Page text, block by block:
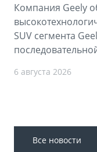
Компания Geely
SUV сегмента
6 августа 2026
Все новости